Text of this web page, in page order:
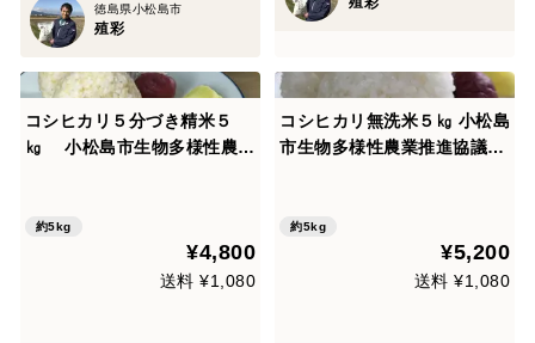
徳島県小松島市
殖彩
コシヒカリ５分づき精米５
㎏ 小松島市生物多様性農業
栽培米コシヒカリ玄米100%
約5kg
¥4,800
送料 ¥1,080
コシヒカリ無洗米５㎏ 小松島
市生物多様性農業推進協議認
カリ玄米100%使用
約5kg
¥5,200
送料 ¥1,080